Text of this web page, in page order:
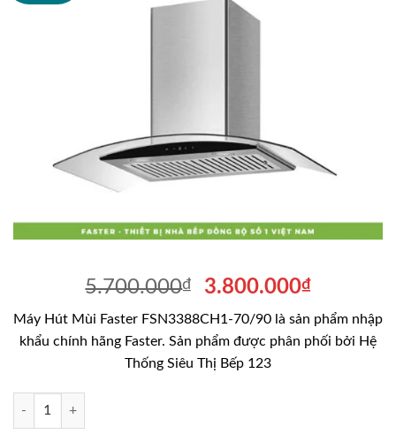
5.700.000₫
Giá
là:
5.700.000₫.
3.800.000₫Giá
hiện
tại
là:
Máy Hút Mùi Faster FSN3388CH1-70/90 là sản phẩm nhập
khẩu chính hãng Faster. Sản phẩm được phân phối bởi Hệ
Thống Siêu Thị Bếp 123
Máy Hút Mùi Faster FSN3388CH1-70/90 số lượng